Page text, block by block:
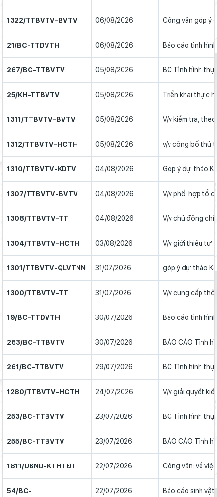
1322/TTBVTV-BVTV 06/08/2026 Công văn góp ý
21/BC-TTDVTH 06/08/2026 Báo cáo tình
267/BC-TTBVTV 05/08/2026 BC Tình hình
25/KH-TTBVTV 05/08/2026 Triển khai thực
1311/TTBVTV-BVTV 05/08/2026 V/v kiểm tra,
1312/TTBVTV-HCTH 05/08/2026 v/v công bố thủ
1310/TTBVTV-KDTV 04/08/2026 Góp ý dự thảo
1307/TTBVTV-BVTV 04/08/2026 V/v phối hợp tổ
1308/TTBVTV-TT 04/08/2026 V/v chủ động
1304/TTBVTV-HCTH 03/08/2026 V/v giới thiệu tư
1301/TTBVTV-QLVTNN 31/07/2026 góp ý dự thảo
1300/TTBVTV-TT 31/07/2026 V/v cung cấp
19/BC-TTDVTH 30/07/2026 Báo cáo tình
263/BC-TTBVTV 30/07/2026 BÁO CÁO Tình
261/BC-TTBVTV 29/07/2026 BC Tình hình
1280/TTBVTV-HCTH 24/07/2026 V/v giải quyết
253/BC-TTBVTV 23/07/2026 BC Tình hình
255/BC-TTBVTV 23/07/2026 BÁO CÁO Tình
1811/UBND-KTHTĐT 22/07/2026 Công văn: về
54/BC- 22/07/2026 Báo cáo sinh